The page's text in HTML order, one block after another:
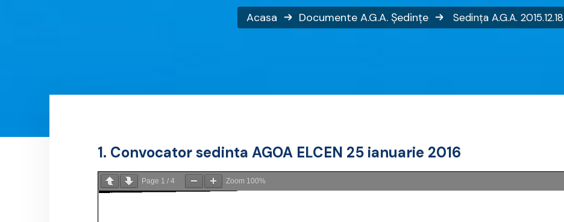
Acasa Documente A.G.A. Ședințe Sedința A.G.A. 2015.12.18
1. Convocator sedinta AGOA ELCEN 25 ianuarie 2016
Page 1 / 4 Zoom 100%